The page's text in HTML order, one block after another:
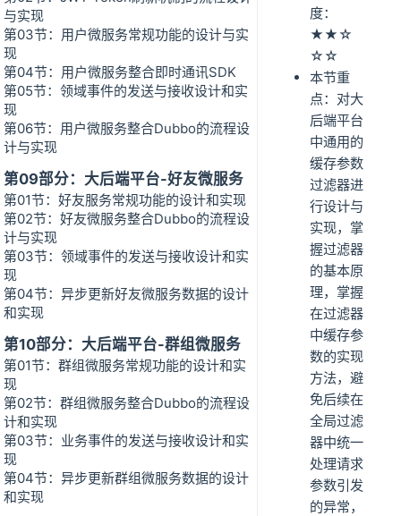
与实现
第03节：用户微服务常规功能的设计与实
现
第04节：用户微服务整合即时通讯SDK
第05节：领域事件的发送与接收设计和实
现
第06节：用户微服务整合Dubbo的流程设
计与实现
第09部分：大后端平台-好友微服务
第01节：好友服务常规功能的设计和实现
第02节：好友微服务整合Dubbo的流程设
计与实现
第03节：领域事件的发送与接收设计和实
现
第04节：异步更新好友微服务数据的设计
和实现
第10部分：大后端平台-群组微服务
第01节：群组微服务常规功能的设计和实
现
第02节：群组微服务整合Dubbo的流程设
计和实现
第03节：业务事件的发送与接收设计和实
现
第04节：异步更新群组微服务数据的设计
和实现
度：
★★☆
☆☆
本节重
点：对大
后端平台
中通用的
缓存参数
过滤器进
行设计与
实现，掌
握过滤器
的基本原
理，掌握
在过滤器
中缓存参
数的实现
方法，避
免后续在
全局过滤
器中统一
处理请求
参数引发
的异常，